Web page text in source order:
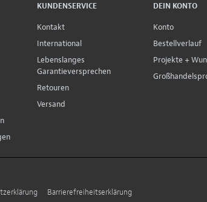
KUNDENSERVICE
Kontakt
International
Lebenslanges
Garantieversprechen
Retouren
Versand
DEIN KONTO
Konto
Bestellverlauf
Projekte +
Barrierefreiheitserklärung